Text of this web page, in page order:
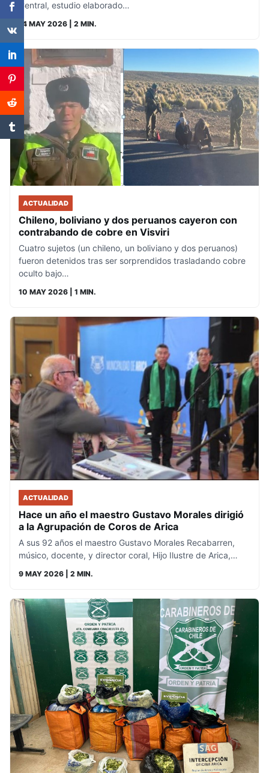
Central, estudio elaborado…
14 MAY 2026 | 2 MIN.
ACTUALIDAD
Chileno, boliviano y dos peruanos cayeron con
contrabando de cobre en Visviri
Cuatro sujetos (un chileno, un boliviano y dos peruanos)
fueron detenidos tras ser sorprendidos trasladando cobre
oculto bajo…
10 MAY 2026 | 1 MIN.
ACTUALIDAD
Hace un año el maestro Gustavo Morales dirigió
a la Agrupación de Coros de Arica
A sus 92 años el maestro Gustavo Morales Recabarren,
músico, docente, y director coral, Hijo Ilustre de Arica,…
9 MAY 2026 | 2 MIN.